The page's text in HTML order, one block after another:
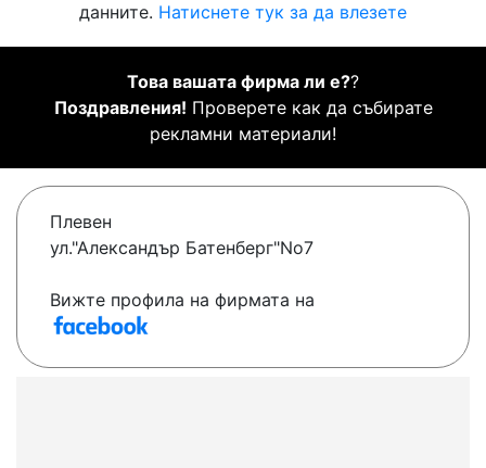
данните. Натиснете тук за да влезете
Това вашата фирма ли е??
Поздравления! Проверете как да събирате
рекламни материали!
Плевен
ул."Александър Батенберг"No7
Вижте профила на фирмата на